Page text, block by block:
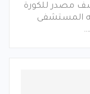
مصدر للكورة
المستشفى